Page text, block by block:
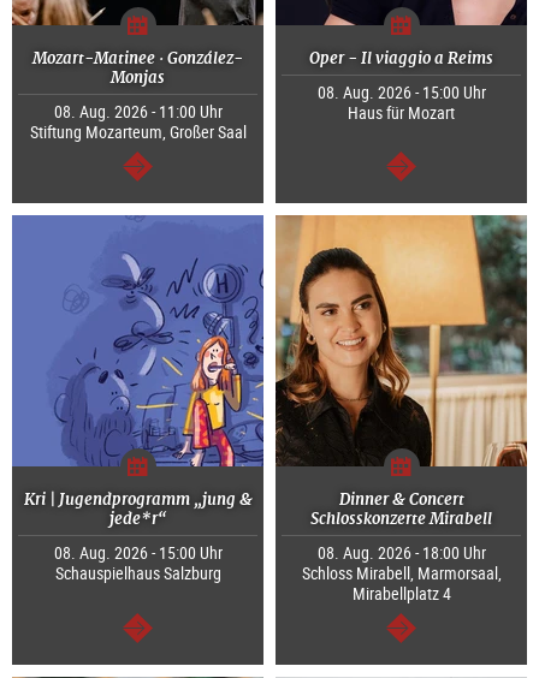
Mozart-Matinee · González-
Monjas
08. Aug. 2026 - 11:00 Uhr
Stiftung Mozarteum, Großer Saal
weiter
Oper - Il viaggio a Reims
08. Aug. 2026 - 15:00 Uhr
Haus für Mozart
weiter
Kri | Jugendprogramm „jung &
jede*r“
08. Aug. 2026 - 15:00 Uhr
Schauspielhaus Salzburg
weiter
Dinner & Concert
Schlosskonzerte Mirabell
08. Aug. 2026 - 18:00 Uhr
Schloss Mirabell, Marmorsaal,
Mirabellplatz 4
weiter